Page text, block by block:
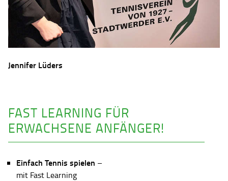
Jennifer Lüders
FAST LEARNING FÜR
ERWACHSENE ANFÄNGER!
Einfach Tennis spielen –
mit Fast Learning